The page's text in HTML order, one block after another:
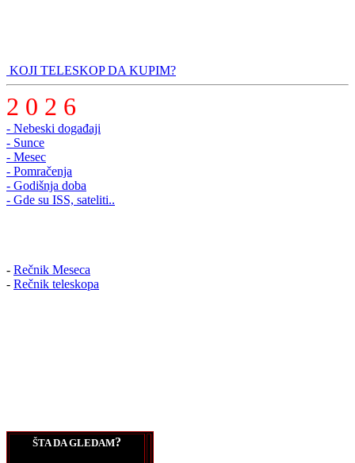
KOJI TELESKOP DA KUPIM?
2 0 2 6
- Nebeski događaji
- Sunce
- Mesec
- Pomračenja
- Godišnja doba
- Gde su ISS, sateliti..
- Rečnik Meseca
- Rečnik teleskopa
ŠTA DA GLEDAM?